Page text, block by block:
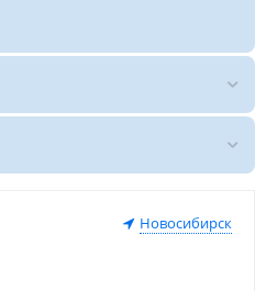
Новосибирск